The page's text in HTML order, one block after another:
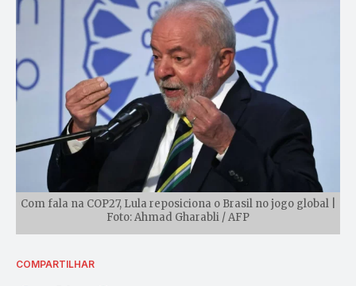
Com fala na COP27, Lula reposiciona o Brasil no jogo global |
Foto: Ahmad Gharabli / AFP
COMPARTILHAR